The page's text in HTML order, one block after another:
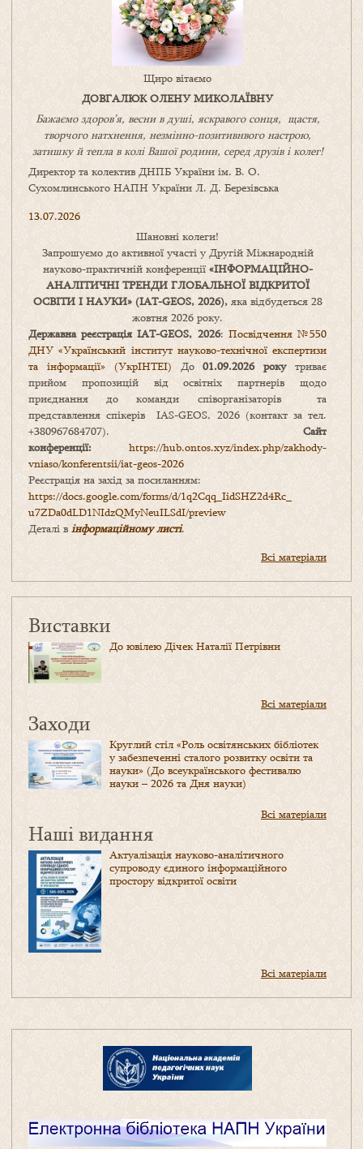
Щиро вітаємо
ДОВГАЛЮК ОЛЕНУ МИКОЛАЇВНУ
Бажаємо здоров’я, весни в душі, яскравого сонця, щастя,
творчого натхнення, незмінно-позитивнвого настрою,
затишкуйтепла в коліВашоїродини, серед друзів і колег!
Директор та колектив ДНПБ України ім. В. О.
Сухомлинського НАПН України Л. Д. Березівська
13.07.2026
Шановні колеги!
Запрошуємо до активної участі у Другій Міжнародній
науково-практичній конференції «ІНФОРМАЦІЙНО-
АНАЛІТИЧНІ ТРЕНДИ ГЛОБАЛЬНОЇ ВІДКРИТОЇ
ОСВІТИ І НАУКИ» (IAT-GEOS, 2026),яка відбудеться 28
жовтня 2026 року.
Державна реєстрація IAT-GEOS, 2026: Посвідчення №550
ДНУ «Український інститут науково-технічної експертизи
та інформації» (УкрІНТЕІ) До01.09.2026 рокутриває
прийом пропозицій від освітніх партнерів щодо
приєднання до команди співорганізаторів та
представлення спікерів IAS-GEOS, 2026 (контакт за тел.
+380967684707). Сайт
конференції: https://hub.ontos.xyz/index.php/zakhody-
vniaso/konferentsii/iat-geos-2026
Реєстрація на захід за посиланням:
https://docs.google.com/forms/d/1q2Cqq_IidSHZ2d4Rc_
u7ZDa0dLD1NIdzQMyNeuILSdI/preview
Деталі в інформаційному листі.
Всі матеріали
Виставки
До ювілею Дічек Наталії Петрівни
Всі матеріали
Заходи
Круглий стіл «Роль освітянських бібліотек
у забезпеченні сталого розвитку освіти та
науки» (До всеукраїнського фестивалю
науки – 2026 та Дня науки)
Всі матеріали
Наші видання
Актуалізація науково-аналітичного
супроводу єдиного інформаційного
простору відкритої освіти
Всі матеріали